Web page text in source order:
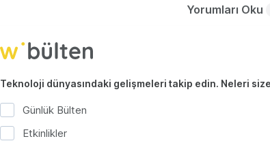
Yorumları Oku
Teknoloji dünyasındaki gelişmeleri takip edin. Neleri
Günlük Bülten
Etkinlikler